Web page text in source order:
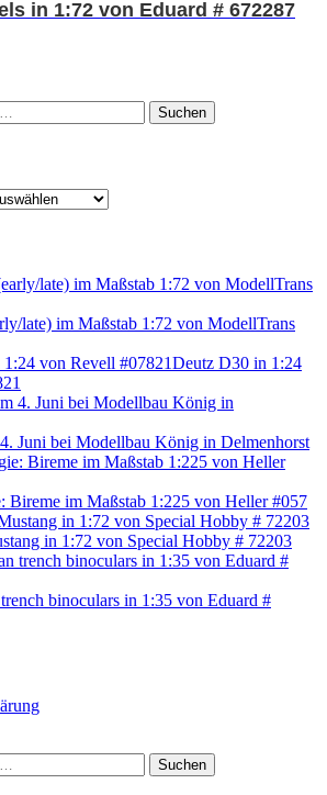
in 1:72 von Eduard # 672287
Suchen
late) im Maßstab 1:72 von ModellTrans
Deutz D30 in 1:24
Juni bei Modellbau König in Delmenhorst
Bireme im Maßstab 1:225 von Heller #057
in 1:72 von Special Hobby # 72203
binoculars in 1:35 von Eduard #
Suchen